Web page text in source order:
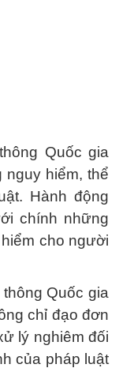
Quốc gia
nguy hiểm, thể
Hành động
chính những
cho người
Quốc gia
chỉ đạo đơn
lý nghiêm đối
của pháp luật